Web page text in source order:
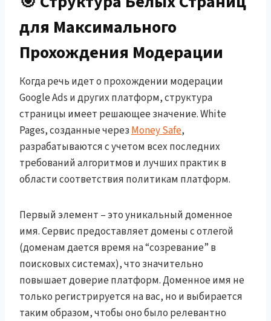
для Максимального
Прохождения Модерации
Когда речь идет о прохождении модерации
Google Ads и других платформ, структура
страницы имеет решающее значение. White
Pages, созданные через Money Safe,
разрабатываются с учетом всех последних
требований алгоритмов и лучших практик в
области соответствия политикам платформ.
Первый элемент – это уникальный доменное
имя. Сервис предоставляет домены с отлегой
(доменам дается время на “созревание” в
поисковых системах), что значительно
повышает доверие платформ. Доменное имя не
только регистрируется на вас, но и выбирается
таким образом, чтобы оно было релевантно